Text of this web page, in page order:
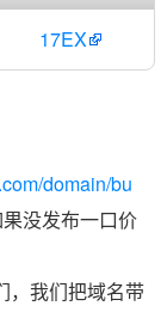
17EX
domain/bu
果没发布一口价
，我们把域名带